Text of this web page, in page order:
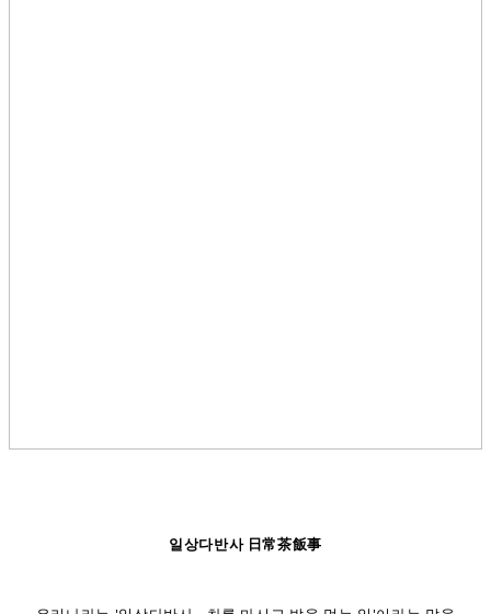
일상다반사 日常茶飯事